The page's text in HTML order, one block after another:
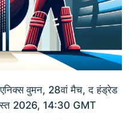
वुमन, 28वां मैच, द हंड्रेड
2026, 14:30 GMT